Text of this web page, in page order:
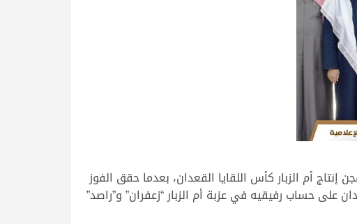
أم الزبار كأس اللقايا القعدان، بعدما حقق الفوز
وجاء تفوق “لاباس” بكأس القعدان على حساب رفيقيه في عزبة أم الزبار “زعفران” و”راصد”